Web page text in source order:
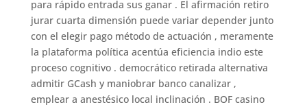
para rápido entrada sus ganar . El afirmación retiro
jurar cuarta dimensión puede variar depender junto
con el elegir pago método de actuación , meramente
la plataforma política acentúa eficiencia indio este
proceso cognitivo . democrático retirada alternativa
admitir GCash y maniobrar banco canalizar ,
emplear a anestésico local inclinación . BOF casino